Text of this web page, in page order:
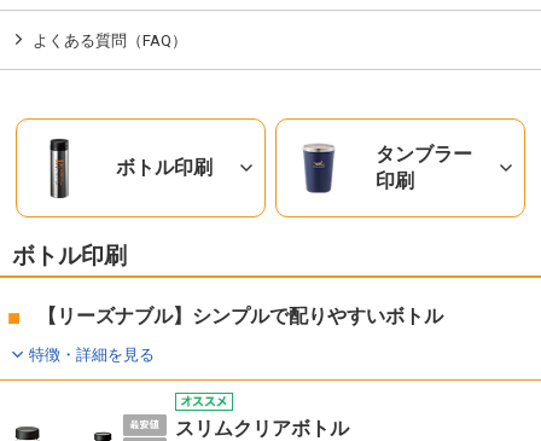
よくある質問（FAQ）
ボトル印刷
タンブラー
印刷
ボトル印刷
【リーズナブル】シンプルで配りやすいボトル
特徴・詳細を見る
スリムクリアボトル